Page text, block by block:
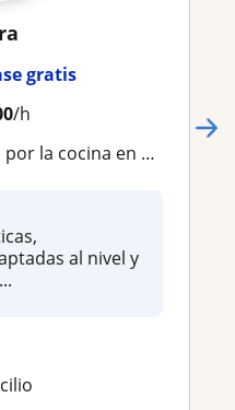
gratis
/h
sushi, pizza y más con una profesional de 13 años
al nivel y